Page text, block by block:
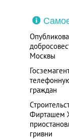
Москвы
граждан
Фирташем
гривни